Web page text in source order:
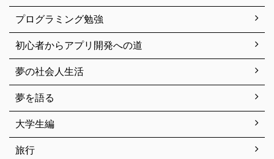
プログラミング勉強
初心者からアプリ開発への道
夢の社会人生活
夢を語る
大学生編
旅行